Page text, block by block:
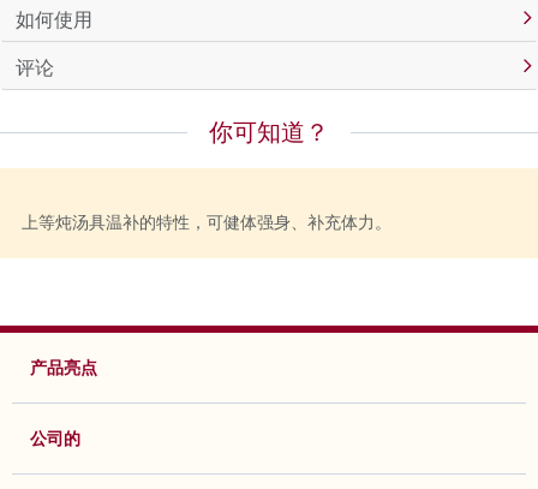
如何使用
评论
你可知道？
上等炖汤具温补的特性，可健体强身、补充体力。
产品亮点
公司的